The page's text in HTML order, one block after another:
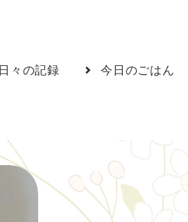
日々の記録 今日のごはん